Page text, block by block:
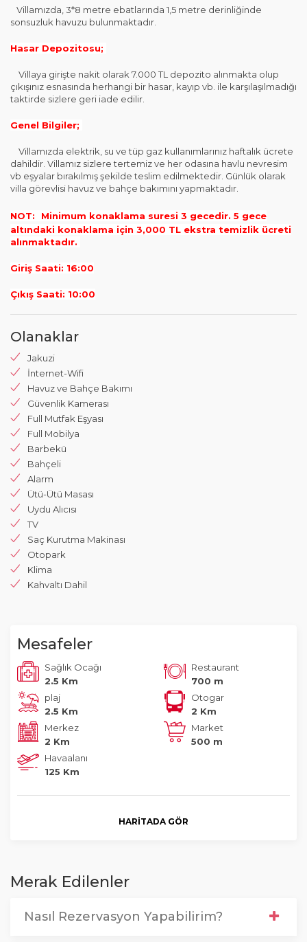
Villamızda, 3*8 metre ebatlarında 1,5 metre derinliğinde
sonsuzluk havuzu bulunmaktadır.
Hasar Depozitosu;
Villaya girişte nakit olarak 7.000 TL depozito alınmakta olup
çıkışınız esnasında herhangi bir hasar, kayıp vb. ile karşılaşılmadığı
taktirde sizlere geri iade edilir.
Genel Bilgiler;
Villamızda elektrik, su ve tüp gaz kullanımlarınız haftalık ücrete
dahildir. Villamız sizlere tertemiz ve her odasına havlu nevresim
vb eşyalar bırakılmış şekilde teslim edilmektedir. Günlük olarak
villa görevlisi havuz ve bahçe bakımını yapmaktadır.
NOT:
Minimum konaklama suresi 3 gecedir. 5 gece
altındaki konaklama için 3,000 TL ekstra temizlik ücreti
alınmaktadır.
Giriş Saati: 16:00
Çıkış Saati: 10:00
Olanaklar
Jakuzi
İnternet-Wifi
Havuz ve Bahçe Bakımı
Güvenlik Kamerası
Full Mutfak Eşyası
Full Mobilya
Barbekü
Bahçeli
Alarm
Ütü-Ütü Masası
Uydu Alıcısı
TV
Saç Kurutma Makinası
Otopark
Klima
Kahvaltı Dahil
Mesafeler
Sağlık Ocağı
2.5 Km
Restaurant
700 m
plaj
2.5 Km
Otogar
2 Km
Merkez
2 Km
Market
500 m
Havaalanı
125 Km
HARITADA GÖR
Merak Edilenler
Nasıl Rezervasyon Yapabilirim?